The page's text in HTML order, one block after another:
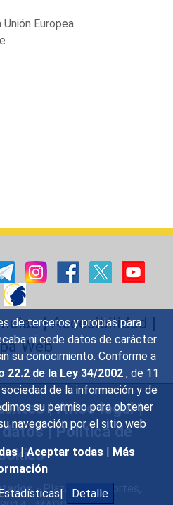
de terceros y propias para
ni cede datos de carácter
su conocimiento. Conforme a
22.2 de la Ley 34/2002 , de 11
de la información y de
su permiso para obtener
navegación por el sitio web
| Aceptar todas | Más
Detalle
Europea
|Accesibilidad |
Web
|Aviso legal|
|Política de
- Plaza de las Cortes,